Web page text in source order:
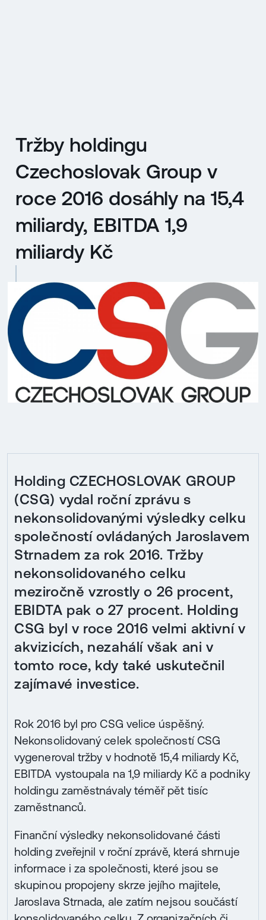
Tržby holdingu
Czechoslovak Group v
roce 2016 dosáhly na 15,4
miliardy, EBITDA 1,9
miliardy Kč
Holding CZECHOSLOVAK GROUP
(CSG) vydal roční zprávu s
nekonsolidovanými výsledky celku
společností ovládaných Jaroslavem
Strnadem za rok 2016. Tržby
nekonsolidovaného celku
meziročně vzrostly o 26 procent,
EBIDTA pak o 27 procent. Holding
CSG byl v roce 2016 velmi aktivní v
akvizicích, nezahálí však ani v
tomto roce, kdy také uskutečnil
zajímavé investice.
Rok 2016 byl pro CSG velice úspěšný.
Nekonsolidovaný celek společností CSG
vygeneroval tržby v hodnotě 15,4 miliardy Kč,
EBITDA vystoupala na 1,9 miliardy Kč a podniky
holdingu zaměstnávaly téměř pět tisíc
zaměstnanců.
Finanční výsledky nekonsolidované části
holding zveřejnil v roční zprávě, která shrnuje
informace i za společnosti, které jsou se
skupinou propojeny skrze jejího majitele,
Jaroslava Strnada, ale zatím nejsou součástí